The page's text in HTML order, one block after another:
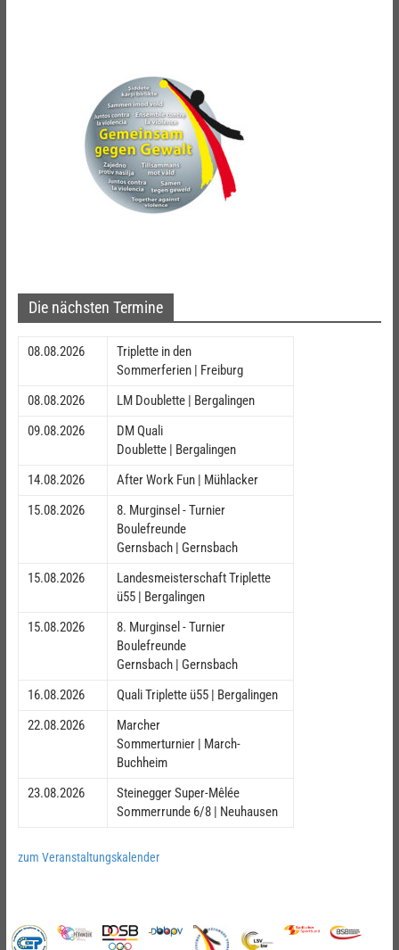
Die nächsten Termine
08.08.2026
Triplette in den
Sommerferien | Freiburg
08.08.2026
LM Doublette | Bergalingen
09.08.2026
DM Quali
Doublette | Bergalingen
14.08.2026
After Work Fun | Mühlacker
15.08.2026
8. Murginsel - Turnier
Boulefreunde
Gernsbach | Gernsbach
15.08.2026
Landesmeisterschaft Triplette
ü55 | Bergalingen
15.08.2026
8. Murginsel - Turnier
Boulefreunde
Gernsbach | Gernsbach
16.08.2026
Quali Triplette ü55 | Bergalingen
22.08.2026
Marcher
Sommerturnier | March-
Buchheim
23.08.2026
Steinegger Super-Mêlée
Sommerrunde 6/8 | Neuhausen
zum Veranstaltungskalender